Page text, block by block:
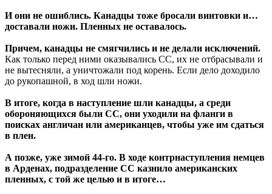
И они не ошиблись. Канадцы тоже бросали винтовки и…
доставали ножи. Пленных не оставалось.
Причем, канадцы не смягчились и не делали исключений.
Как только перед ними оказывались СС, их не отбрасывали и
не вытесняли, а уничтожали под корень. Если дело доходило
до рукопашной, в ход шли ножи.
В итоге, когда в наступление шли канадцы, а среди
обороняющихся были СС, они уходили на фланги в
поисках англичан или американцев, чтобы уже им сдаться
в плен.
А позже, уже зимой 44-го. В ходе контрнаступления немцев
в Арденах, подразделение СС казнило американских
пленных, с той же целью и в итоге…